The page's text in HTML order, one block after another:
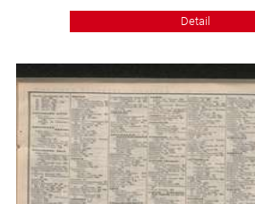
Detail